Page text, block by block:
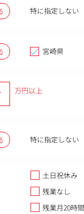
特に指定しない
宮崎県
万円以上
特に指定しない
土日祝休み
残業なし
残業月20時